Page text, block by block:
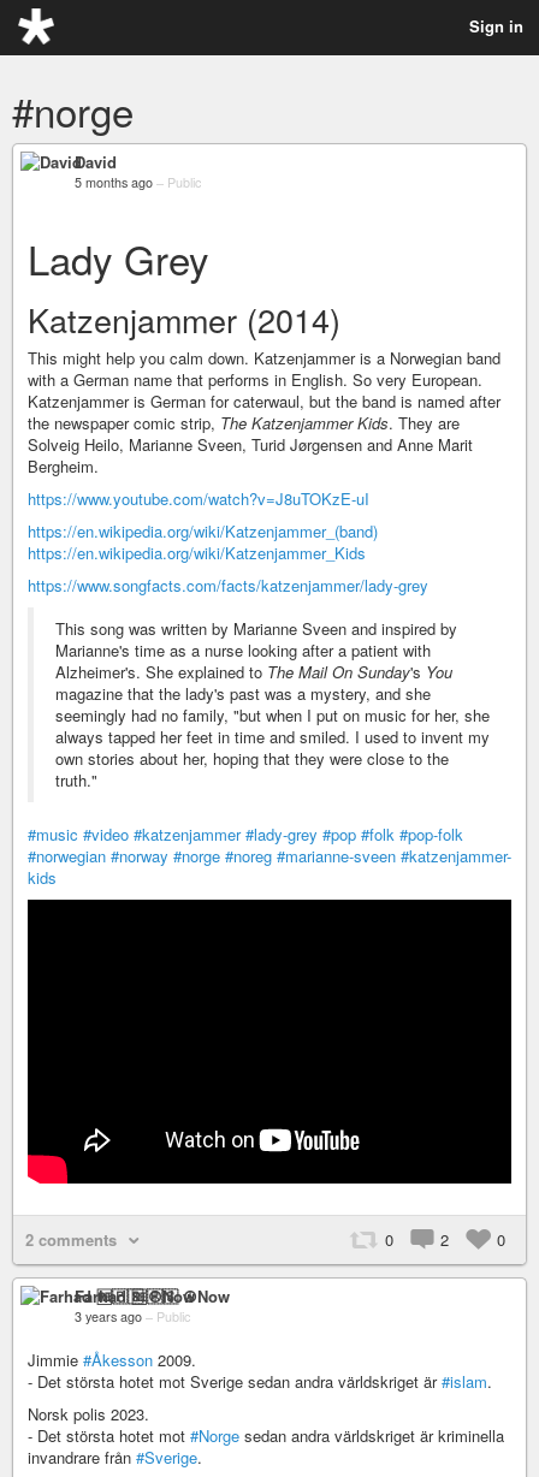
Sign in
#norge
David
5 months ago – Public
Lady Grey
Katzenjammer (2014)
This might help you calm down. Katzenjammer is a Norwegian band
with a German name that performs in English. So very European.
Katzenjammer is German for caterwaul, but the band is named after
the newspaper comic strip, The Katzenjammer Kids. They are
Solveig Heilo, Marianne Sveen, Turid Jørgensen and Anne Marit
Bergheim.
https://www.youtube.com/watch?v=J8uTOKzE-uI
https://en.wikipedia.org/wiki/Katzenjammer_(band)
https://en.wikipedia.org/wiki/Katzenjammer_Kids
https://www.songfacts.com/facts/katzenjammer/lady-grey
This song was written by Marianne Sveen and inspired by
Marianne's time as a nurse looking after a patient with
Alzheimer's. She explained to The Mail On Sunday's You
magazine that the lady's past was a mystery, and she
seemingly had no family, "but when I put on music for her, she
always tapped her feet in time and smiled. I used to invent my
own stories about her, hoping that they were close to the
truth."
#music #video #katzenjammer #lady-grey #pop #folk #pop-folk
#norwegian #norway #norge #noreg #marianne-sveen #katzenjammer-
kids
2 comments 0 2 0
Farhad 🆓🇵🇸 ☮️Now
3 years ago – Public
Jimmie #Åkesson 2009.
- Det största hotet mot Sverige sedan andra världskriget är#islam.
Norsk polis 2023.
- Det största hotet mot #Norge sedan andra världskriget är kriminella
invandrare från #Sverige.